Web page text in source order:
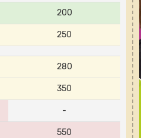
200
250
280
350
-
550